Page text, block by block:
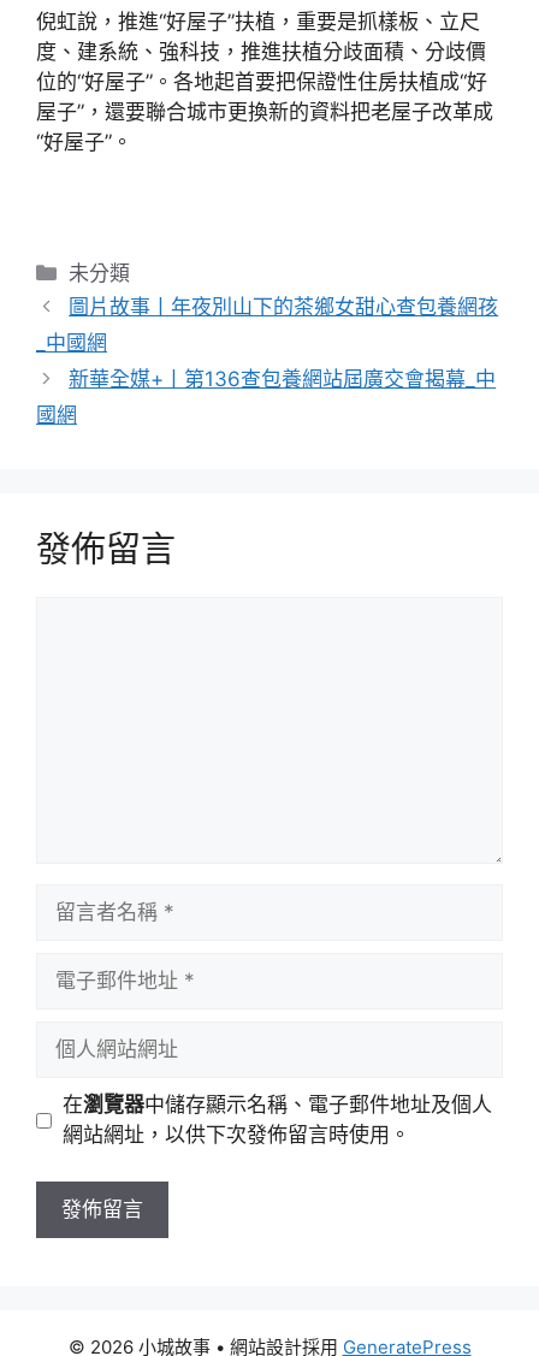
倪虹說，推進“好屋子”扶植，重要是抓樣板、立尺
度、建系統、強科技，推進扶植分歧面積、分歧價
位的“好屋子”。各地起首要把保證性住房扶植成“好
屋子”，還要聯合城市更換新的資料把老屋子改革成
“好屋子”。
分
類
未分類
圖片故事丨年夜別山下的茶鄉女甜心查包養網孩
_中國網
新華全媒+丨第136查包養網站屆廣交會揭幕_中
國網
發佈留言
址
站
址
在瀏覽器中儲存顯示名稱、電子郵件地址及個人
網站網址，以供下次發佈留言時使用。
© 2026 小城故事• 網站設計採用 GeneratePress